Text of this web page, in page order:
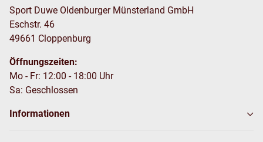
Sport Duwe Oldenburger Münsterland GmbH
Eschstr. 46
49661 Cloppenburg
Öffnungszeiten:
Mo - Fr: 12:00 - 18:00 Uhr
Sa: Geschlossen
Informationen